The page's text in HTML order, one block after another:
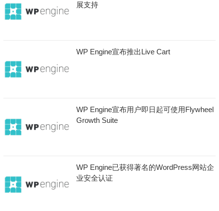
展支持
WP Engine宣布推出Live Cart
WP Engine宣布用户即日起可使用Flywheel
Growth Suite
WP Engine已获得著名的WordPress网站企
业安全认证